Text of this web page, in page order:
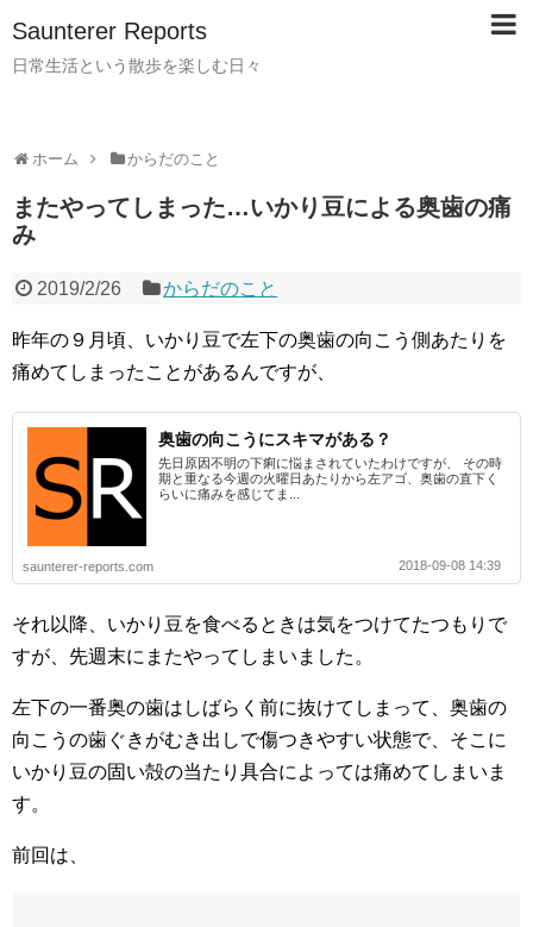
Saunterer Reports
日常生活という散歩を楽しむ日々
ホーム からだのこと
またやってしまった…いかり豆による奥歯の痛
み
2019/2/26 からだのこと
昨年の９月頃、いかり豆で左下の奥歯の向こう側あたりを
痛めてしまったことがあるんですが、
奥歯の向こうにスキマがある？
先日原因不明の下痢に悩まされていたわけですが、 その時
期と重なる今週の火曜日あたりから左アゴ、奥歯の直下く
らいに痛みを感じてま...
saunterer-reports.com 2018-09-08 14:39
それ以降、いかり豆を食べるときは気をつけてたつもりで
すが、先週末にまたやってしまいました。
左下の一番奥の歯はしばらく前に抜けてしまって、奥歯の
向こうの歯ぐきがむき出しで傷つきやすい状態で、そこに
いかり豆の固い殻の当たり具合によっては痛めてしまいま
す。
前回は、